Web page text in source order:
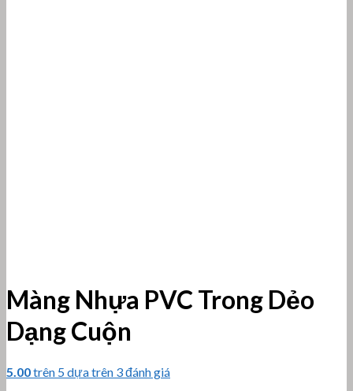
Màng Nhựa PVC Trong Dẻo
Dạng Cuộn
5.00trên 5 dựa trên 3đánh giá